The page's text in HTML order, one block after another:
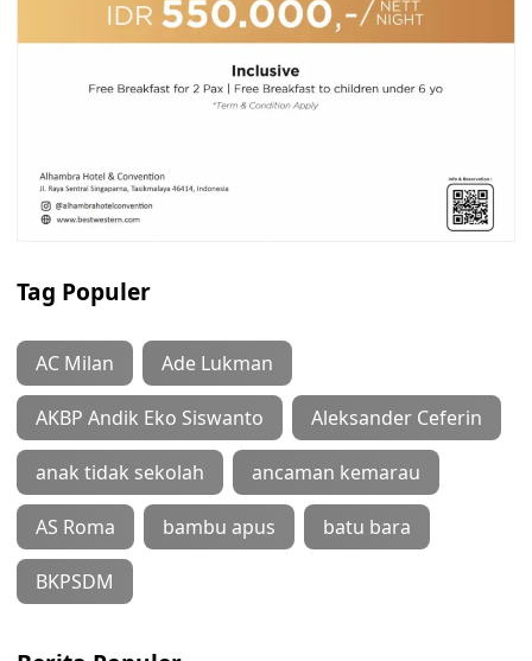
Tag Populer
AC Milan Ade Lukman
AKBP Andik Eko Siswanto Aleksander Ceferin
anak tidak sekolah ancaman kemarau
AS Roma bambu apus batu bara
BKPSDM